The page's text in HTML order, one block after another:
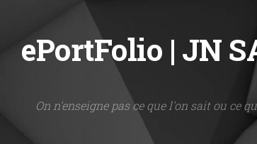
Skip to content
ePortFolio | JN
On n'enseigne pas ce que l'on sait ou ce